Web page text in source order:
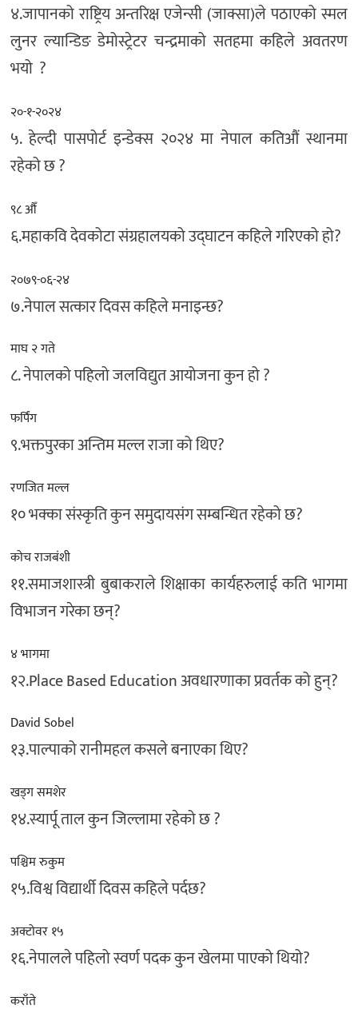
४.जापानको राष्ट्रिय अन्तरिक्ष एजेन्सी (जाक्सा)ले पठाएको स्मल
लुनर ल्यान्डिङ डेमोस्ट्रेटर चन्द्रमाको सतहमा कहिले अवतरण
भयो ?
२०-१-२०२४
५. हेल्दी पासपोर्ट इन्डेक्स २०२४ मा नेपाल कतिऔं स्थानमा
रहेको छ ?
९८ औँ
६.महाकवि देवकोटा संग्रहालयको उद्घाटन कहिले गरिएको हो?
२०७९-०६-२४
७.नेपाल सत्कार दिवस कहिले मनाइन्छ?
माघ २ गते
८. नेपालको पहिलो जलविद्युत आयोजना कुन हो ?
फर्पिंग
९.भक्तपुरका अन्तिम मल्ल राजा को थिए?
रणजित मल्ल
१० भक्का संस्कृति कुन समुदायसंग सम्बन्धित रहेको छ?
कोच राजबंशी
११.समाजशास्त्री बुबाकराले शिक्षाका कार्यहरुलाई कति भागमा
विभाजन गरेका छन्?
४ भागमा
१२.Place Based Education अवधारणाका प्रवर्तक को हुन्?
David Sobel
१३.पाल्पाको रानीमहल कसले बनाएका थिए?
खड्ग समशेर
१४.स्यार्पू ताल कुन जिल्लामा रहेको छ ?
पश्चिम रुकुम
१५.विश्व विद्यार्थी दिवस कहिले पर्दछ?
अक्टोवर १५
१६.नेपालले पहिलो स्वर्ण पदक कुन खेलमा पाएको थियो?
कराँते